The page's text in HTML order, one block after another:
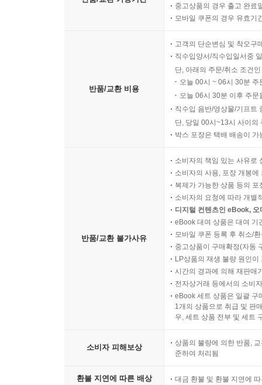
중고상품의 경우 출고 완료
모바일 쿠폰의 경우 유효기
반품/교환 비용
고객의 단순변심 및 착오구
직수입양서/직수입일서중
단, 아래의 주문/취소 조건
오늘 00시 ~ 06시 30분
오늘 06시 30분 이후 주
직수입 음반/영상물/기프트
단, 당일 00시~13시 사이의
박스 포장은 택배 배송이
반품/교환 불가사유
소비자의 책임 있는 사유로
소비자의 사용, 포장 개봉
복제가 가능한 상품 등의
소비자의 요청에 따라 개별
디지털 컨텐츠인 eBook,
eBook 대여 상품은 대여 기
모바일 쿠폰 등록 후 취소/
중고상품이 구매확정(자동
LP상품의 재생 불량 원인
시간의 경과에 의해 재판매
전자상거래 등에서의 소비
eBook 세트 상품은 일괄 구
1개의 상품으로 취급 및 판
우, 세트 상품 전부 및 세트
소비자 피해보상
상품의 불량에 의한 반품,
준하여 처리됨
환불 지연에 따른 배상 대금 환불 및 환불 지연에